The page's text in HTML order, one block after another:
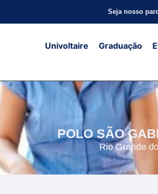
Seja nosso
Univoltaire Graduação
POLO SÃO
Rio Grande do